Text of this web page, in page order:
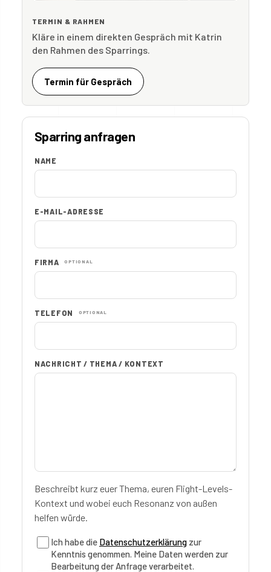
TERMIN & RAHMEN
Kläre in einem direkten Gespräch mit Katrin
den Rahmen des Sparrings.
Termin für Gespräch
Sparring anfragen
NAME
E-MAIL-ADRESSE
FIRMA OPTIONAL
TELEFON OPTIONAL
NACHRICHT / THEMA / KONTEXT
Beschreibt kurz euer Thema, euren Flight-Levels-
Kontext und wobei euch Resonanz von außen
helfen würde.
Ich habe die Datenschutzerklärung zur
Kenntnis genommen. Meine Daten werden zur
Bearbeitung der Anfrage verarbeitet.